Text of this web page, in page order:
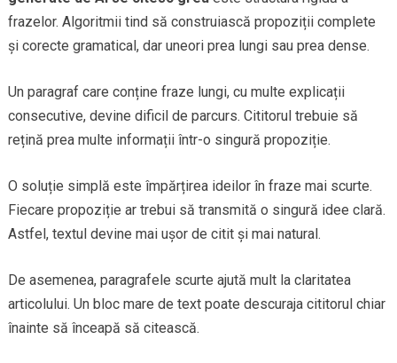
frazelor. Algoritmii tind să construiască propoziții complete
și corecte gramatical, dar uneori prea lungi sau prea dense.
Un paragraf care conține fraze lungi, cu multe explicații
consecutive, devine dificil de parcurs. Cititorul trebuie să
rețină prea multe informații într-o singură propoziție.
O soluție simplă este împărțirea ideilor în fraze mai scurte.
Fiecare propoziție ar trebui să transmită o singură idee clară.
Astfel, textul devine mai ușor de citit și mai natural.
De asemenea, paragrafele scurte ajută mult la claritatea
articolului. Un bloc mare de text poate descuraja cititorul chiar
înainte să înceapă să citească.